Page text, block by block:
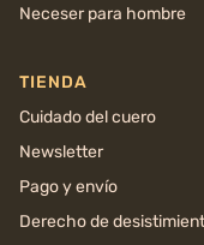
Neceser para hombre
TIENDA
Cuidado del cuero
Newsletter
Pago y envío
Derecho de